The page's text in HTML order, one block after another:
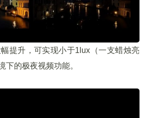
提升，可实现小于1lux（一支蜡烛亮
下的极夜视频功能。